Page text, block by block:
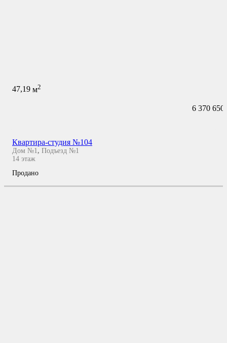
47,19 м2
6 370 650
Квартира-студия №104
Дом №1, Подъезд №1
14 этаж
Продано